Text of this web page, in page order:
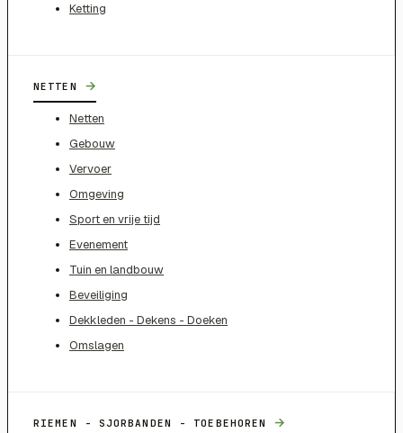
Ketting
NETTEN →
Netten
Gebouw
Vervoer
Omgeving
Sport en vrije tijd
Evenement
Tuin en landbouw
Beveiliging
Dekkleden - Dekens - Doeken
Omslagen
RIEMEN - SJORBANDEN - TOEBEHOREN →